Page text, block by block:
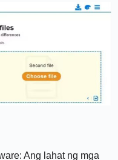
Ang lahat ng mga